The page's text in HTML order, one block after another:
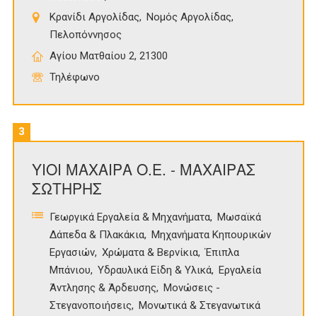
Κρανίδι Αργολίδας
Νομός Αργολίδας
Πελοπόννησος
Αγίου Ματθαίου 2, 21300
Τηλέφωνο
3
ΥΙΟΙ ΜΑΧΑΙΡΑ Ο.Ε. - ΜΑΧΑΙΡΑΣ
ΣΩΤΗΡΗΣ
Γεωργικά Εργαλεία & Μηχανήματα
Μωσαϊκά
Δάπεδα & Πλακάκια
Μηχανήματα Κηπουρικών
Εργασιών Χρώματα & Βερνίκια Έπιπλα
Μπάνιου
Υδραυλικά Είδη & Υλικά
Εργαλεία
Άντλησης & Άρδευσης
Μονώσεις -
Στεγανοποιήσεις
Μονωτικά & Στεγανωτικά